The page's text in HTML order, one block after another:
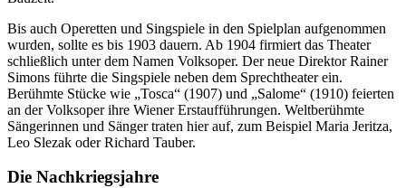
Bis auch Operetten und Singspiele in den Spielplan aufgenommen
wurden, sollte es bis 1903 dauern. Ab 1904 firmiert das Theater
schließlich unter dem Namen Volksoper. Der neue Direktor Rainer
Simons führte die Singspiele neben dem Sprechtheater ein.
Berühmte Stücke wie „Tosca“ (1907) und „Salome“ (1910) feierten
an der Volksoper ihre Wiener Erstaufführungen. Weltberühmte
Sängerinnen und Sänger traten hier auf, zum Beispiel Maria Jeritza,
Leo Slezak oder Richard Tauber.
Die Nachkriegsjahre